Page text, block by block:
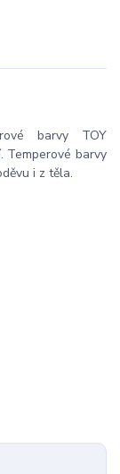
barvy TOY
Temperové barvy
i z těla.